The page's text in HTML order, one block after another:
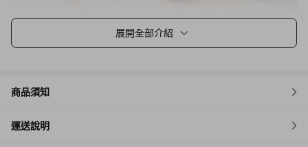
展開全部介紹
本產品發熱元件採用台灣研發專利發熱片，USB供電，輕薄0.05毫
米、恆溫、均溫、低電壓、防水。嚴選羊毛與遠紅外線竹炭布、42
管再冷都能自在遊走各地。 100% 台灣原創的設計與發熱專利技
打造！
商品須知
運送說明